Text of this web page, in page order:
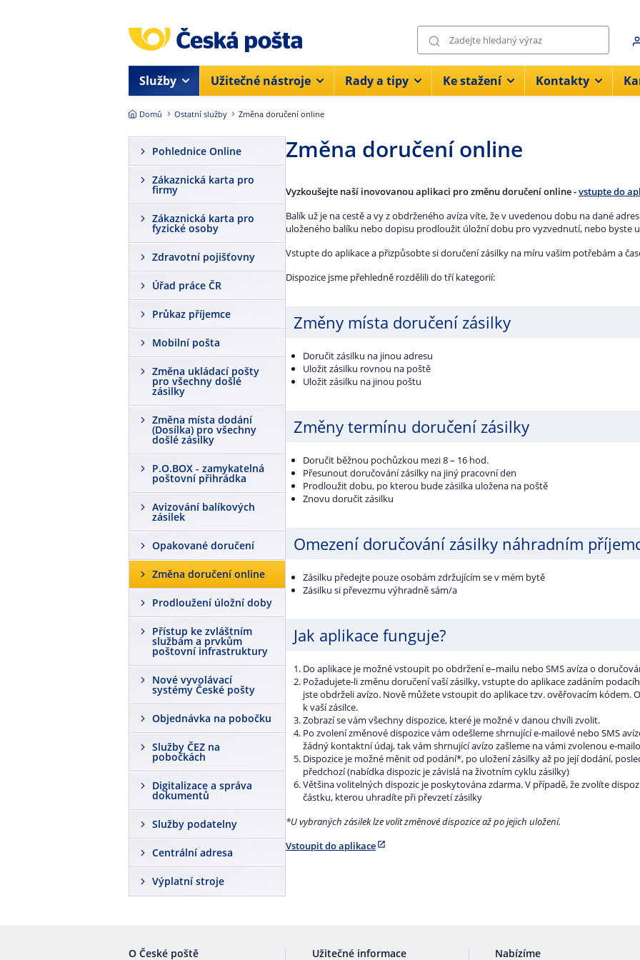
Služby Užitečné nástroje Rady a tipy Ke stažení Kontakty
Domů Ostatní služby Změna doručení online
Pohlednice Online
Zákaznická karta pro
firmy
Zákaznická karta pro
fyzické osoby
Zdravotní pojišťovny
Úřad práce ČR
Průkaz příjemce
Mobilní pošta
Změna ukládací pošty
pro všechny došlé
zásilky
Změna místa dodání
(Dosílka) pro všechny
došlé zásilky
P.O.BOX - zamykatelná
poštovní přihrádka
Avizování balíkových
zásilek
Opakované doručení
Změna doručení online
Prodloužení úložní doby
Přístup ke zvláštním
službám a prvkům
poštovní infrastruktury
Nové vyvolávací
systémy České pošty
Objednávka na pobočku
Služby ČEZ na
pobočkách
Digitalizace a správa
dokumentů
Služby podatelny
Centrální adresa
Výplatní stroje
Změna doručení online
Vyzkoušejte naší inovovanou aplikaci pro změnu doručení online -vstupte do
Balík už je na cestě a vy z obdrženého avíza víte, že v uvedenou dobu na dané
uloženého balíku nebo dopisu prodloužit úložní dobu pro vyzvednutí, nebo byste
Vstupte do aplikace a přizpůsobte si doručení zásilky na míru vašim potřebám a
Dispozice jsme přehledně rozdělili do tří kategorií:
Změny místa doručení zásilky
Doručit zásilku na jinou adresu
Uložit zásilku rovnou na poště
Uložit zásilku na jinou poštu
Změny termínu doručení zásilky
Doručit běžnou pochůzkou mezi 8 – 16 hod.
Přesunout doručování zásilky na jiný pracovní den
Prodloužit dobu, po kterou bude zásilka uložena na poště
Znovu doručit zásilku
Omezení doručování zásilky náhradním
Zásilku předejte pouze osobám zdržujícím se v mém bytě
Zásilku si převezmu výhradně sám/a
Jak aplikace funguje?
Do aplikace je možné vstoupit po obdržení e–mailu nebo SMS avíza o
Požadujete-li změnu doručení vaší zásilky, vstupte do aplikace zadáním
jste obdrželi avízo. Nově můžete vstoupit do aplikace tzv. ověřovacím kódem.
k vaší zásilce.
Zobrazí se vám všechny dispozice, které je možné v danou chvíli zvolit.
Po zvolení změnové dispozice vám odešleme shrnující e-mailové nebo SMS
žádný kontaktní údaj, tak vám shrnující avízo zašleme na vámi zvolenou e-
Dispozice je možné měnit od podání*, po uložení zásilky až po její dodání,
předchozí (nabídka dispozic je závislá na životním cyklu zásilky)
Většina volitelných dispozic je poskytována zdarma. V případě, že zvolíte
částku, kterou uhradíte při převzetí zásilky
*U vybraných zásilek lze volit změnové dispozice až po jejich uložení.
Vstoupit do aplikace
O České poště Užitečné informace Nabízíme